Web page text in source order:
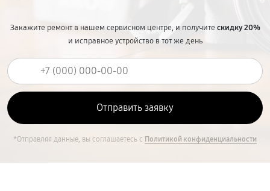
Закажите ремонт в нашем сервисном центре, и получитескидку 20%
и исправное устройство в тот же день
*Отправляя данные, вы соглашаетесь с Политикой конфиденциальности